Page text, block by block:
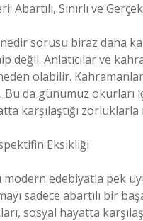
Abartılı, Sınırlı ve
sorusu biraz daha
değil. Anlatıcılar ve
olabilir.
Bu da günümüz
karşılaştığı zorluklarla
Eksikliği
edebiyatla pek
sadece abartılı bir
sosyal hayatta